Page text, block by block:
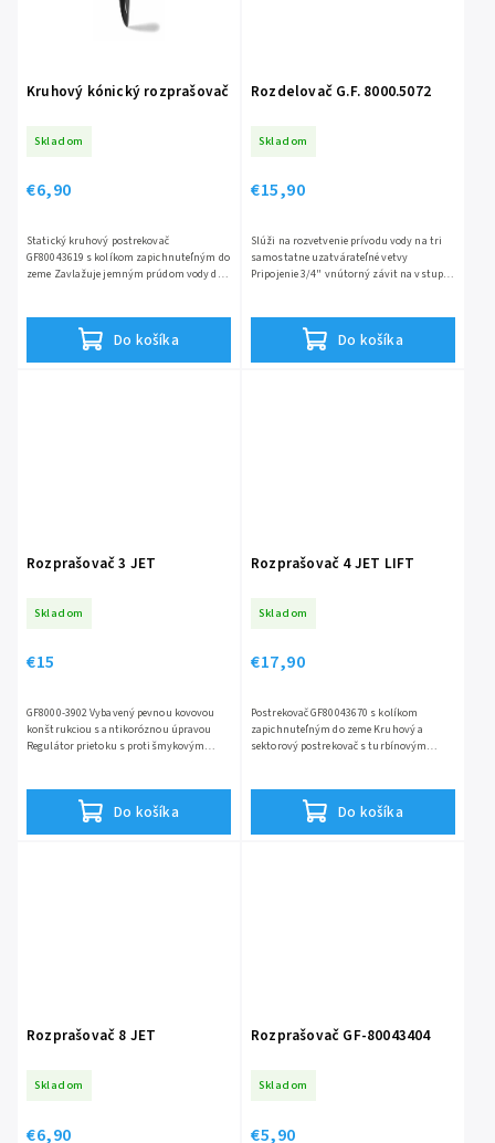
Kruhový kónický rozprašovač
Skladom
€6,90
Do košíka
Statický kruhový postrekovač
GF80043619 s kolíkom zapichnuteľným do
zeme Zavlažuje jemným prúdom vody do
Rozdelovač G.F. 8000.5072
Skladom
€15,90
Do košíka
Slúži na rozvetvenie prívodu vody na tri
samostatne uzatvárateľné vetvy
Pripojenie 3/4" vnútorný závit na vstupe
Rozprašovač 3 JET
Skladom
€15
Do košíka
GF8000-3902 Vybavený pevnou kovovou
konštrukciou s antikoróznou úpravou
Regulátor prietoku s protišmykovým
Rozprašovač 4 JET LIFT
Skladom
€17,90
Do košíka
Postrekovač GF80043670 s kolíkom
zapichnuteľným do zeme Kruhový a
sektorový postrekovač s turbínovým
Rozprašovač 8 JET
Skladom
€6,90
Rozprašovač GF-80043404
Skladom
€5,90